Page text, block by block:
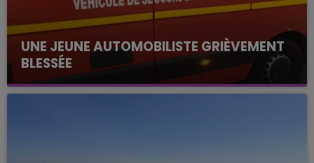
UNE JEUNE AUTOMOBILISTE GRIÈVEMENT
BLESSÉE
Une automobiliste s'est retrouvée piégée dans
son véhicule après une collision avec un poids